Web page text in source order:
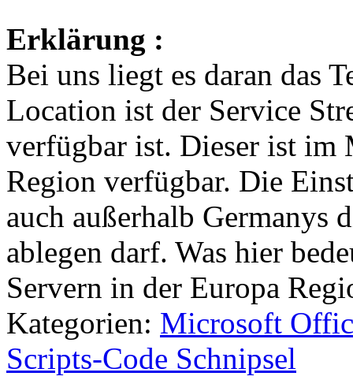
Erklärung :
Bei uns liegt es daran das
Location ist der Service
verfügbar ist. Dieser ist im
Region verfügbar. Die
auch außerhalb Germanys
ablegen darf. Was hier
Servern in der Europa
Kategorien: Microsoft
Scripts-Code Schnipsel